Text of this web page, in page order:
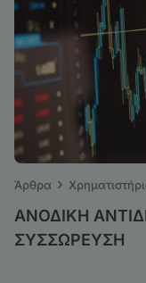
Άρθρα ›
ΑΝΟΔΙΚΗ
ΣΥΣΣΩΡΕΥΣΗ